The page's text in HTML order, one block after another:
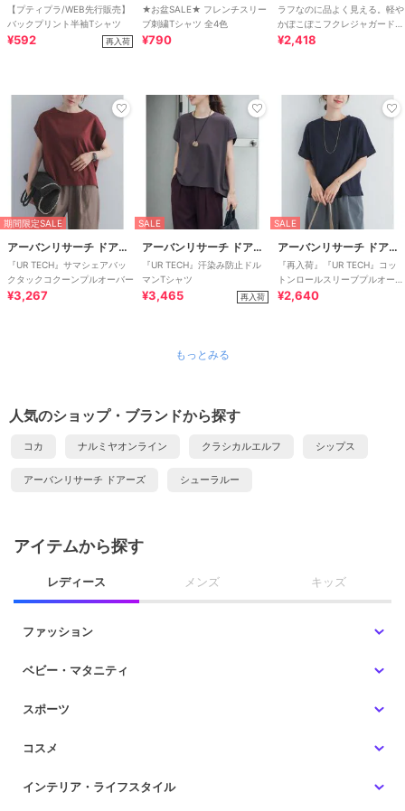
【プティプラ/WEB先行販売】
バックプリント半袖Tシャツ
¥592 再入荷
★お盆SALE★ フレンチスリー
ブ刺繍Tシャツ 全4色
¥790
ラフなのに品よく見える。軽や
かぽこぽこフクレジャガードト
ップス（半袖）
¥2,418
期間限定SALE
アーバンリサーチ ドアーズ
『UR TECH』サマシェアバッ
クタックコクーンプルオーバー
¥3,267
SALE
アーバンリサーチ ドアーズ
『UR TECH』汗染み防止ドル
マンTシャツ
¥3,465 再入荷
SALE
アーバンリサーチ ドアーズ
『再入荷』『UR TECH』コッ
トンロールスリーブプルオーバ
ー
¥2,640
もっとみる
人気のショップ・ブランドから探す
コカ ナルミヤオンライン クラシカルエルフ シップス
アーバンリサーチ ドアーズ シューラルー
アイテムから探す
レディース メンズ キッズ
ファッション
ベビー・マタニティ
スポーツ
コスメ
インテリア・ライフスタイル